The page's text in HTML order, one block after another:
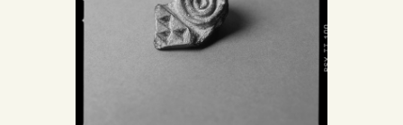
DIGITALE RESSOURCEN